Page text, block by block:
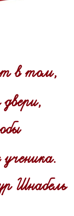
в том,
Шнабель